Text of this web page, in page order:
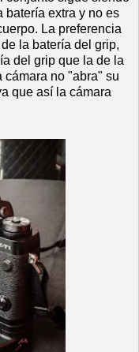
batería extra y no es
La preferencia
la batería del grip,
del grip que la de la
cámara no "abra" su
que así la cámara